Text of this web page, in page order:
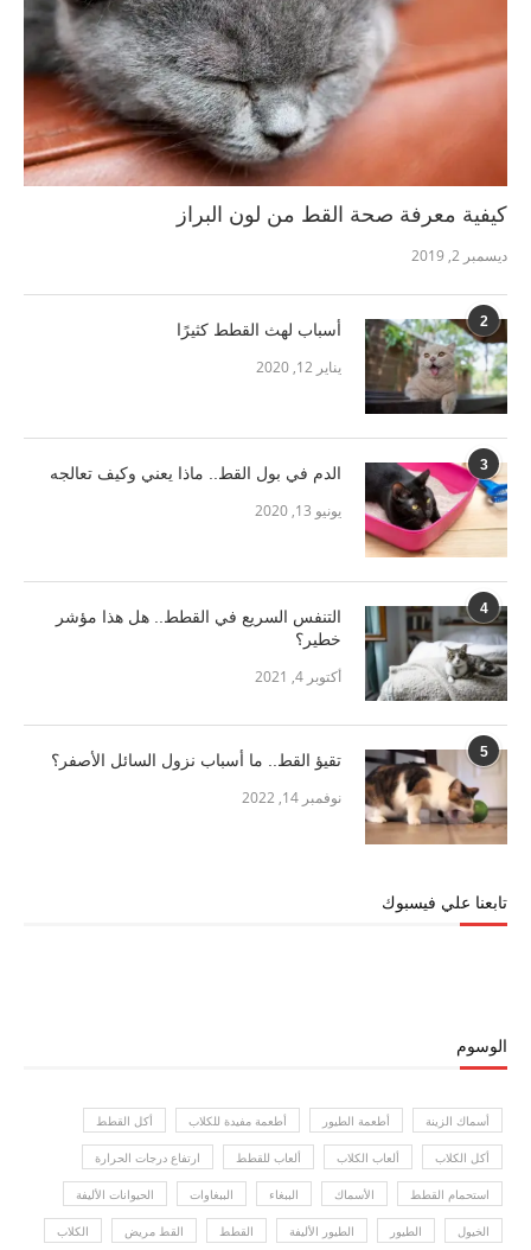
كيفية معرفة صحة القط من لون البراز
ديسمبر 2, 2019
2 أسباب لهث القطط كثيرًا
يناير 12, 2020
3 الدم في بول القط.. ماذا يعني وكيف تعالجه
يونيو 13, 2020
4
التنفس السريع في القطط.. هل هذا مؤشر
خطير؟
أكتوبر 4, 2021
5 تقيؤ القط.. ما أسباب نزول السائل الأصفر؟
نوفمبر 14, 2022
تابعنا علي فيسبوك
الوسوم
أسماك الزينة أطعمة الطيور أطعمة مفيدة للكلاب أكل القطط
أكل الكلاب ألعاب الكلاب ألعاب للقطط ارتفاع درجات الحرارة
استحمام القطط الأسماك الببغاء الببغاوات الحيوانات الأليفة
الخيول الطيور الطيور الأليفة القطط القط مريض الكلاب